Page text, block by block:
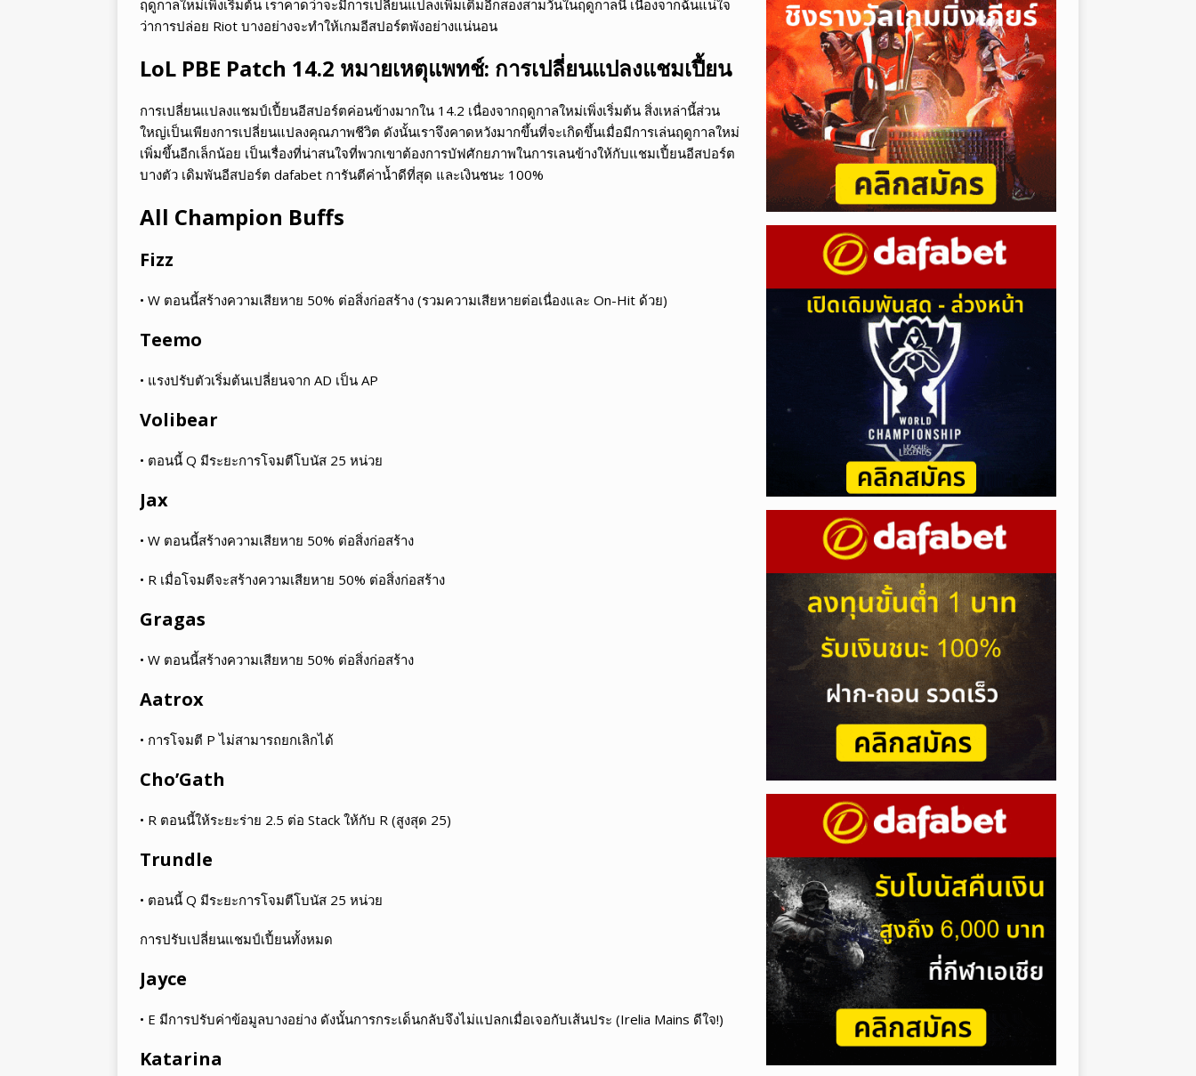
ฤดูกาลใหม่เพิ่งเริ่มต้น เราคาดว่าจะมีการเปลี่ยนแปลงเพิ่มเติมอีกสองสามวันในฤดูกาลนี้ เนื่องจากฉันแน่ใจ
ว่าการปล่อย Riot บางอย่างจะทำให้เกมอีสปอร์ตพังอย่างแน่นอน
LoL PBE Patch 14.2 หมายเหตุแพทช์: การเปลี่ยนแปลงแชมเปี้ยน
การเปลี่ยนแปลงแชมป์เปี้ยนอีสปอร์ตค่อนข้างมากใน 14.2 เนื่องจากฤดูกาลใหม่เพิ่งเริ่มต้น สิ่งเหล่านี้ส่วน
ใหญ่เป็นเพียงการเปลี่ยนแปลงคุณภาพชีวิต ดังนั้นเราจึงคาดหวังมากขึ้นที่จะเกิดขึ้นเมื่อมีการเล่นฤดูกาลใหม่
เพิ่มขึ้นอีกเล็กน้อย เป็นเรื่องที่น่าสนใจที่พวกเขาต้องการบัฟศักยภาพในการเลนข้างให้กับแชมเปี้ยนอีสปอร์ต
บางตัว เดิมพันอีสปอร์ต dafabet การันตีค่าน้ำดีที่สุด และเงินชนะ 100%
All Champion Buffs
Fizz
• W ตอนนี้สร้างความเสียหาย 50% ต่อสิ่งก่อสร้าง (รวมความเสียหายต่อเนื่องและ On-Hit ด้วย)
Teemo
• แรงปรับตัวเริ่มต้นเปลี่ยนจาก AD เป็น AP
Volibear
• ตอนนี้ Q มีระยะการโจมตีโบนัส 25 หน่วย
Jax
• W ตอนนี้สร้างความเสียหาย 50% ต่อสิ่งก่อสร้าง
• R เมื่อโจมตีจะสร้างความเสียหาย 50% ต่อสิ่งก่อสร้าง
Gragas
• W ตอนนี้สร้างความเสียหาย 50% ต่อสิ่งก่อสร้าง
Aatrox
• การโจมตี P ไม่สามารถยกเลิกได้
Cho’Gath
• R ตอนนี้ให้ระยะร่าย 2.5 ต่อ Stack ให้กับ R (สูงสุด 25)
Trundle
• ตอนนี้ Q มีระยะการโจมตีโบนัส 25 หน่วย
การปรับเปลี่ยนแชมป์เปี้ยนทั้งหมด
Jayce
• E มีการปรับค่าข้อมูลบางอย่าง ดังนั้นการกระเด็นกลับจึงไม่แปลกเมื่อเจอกับเส้นประ (Irelia Mains ดีใจ!)
Katarina